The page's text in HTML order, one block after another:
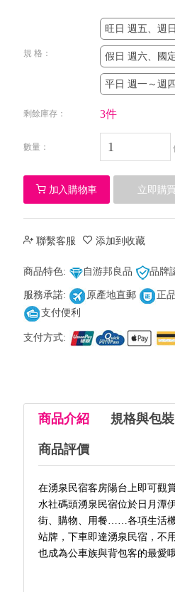
規 格：
旺日 週五、週日
假日 週六、國
平日 週一～週四
剩餘庫存： 3件
數量：
加入購物車 立即購買
聯繫客服 添加到收藏
商品特色: 自游邦良品 品牌
服務承諾: 原產地直郵 正
支付便利
支付方式:
商品介紹 規格與包裝
商品評價
在湧泉民宿客房陽台上即可觀
水社碼頭湧泉民宿位於日月潭
街、購物、用餐……各項生活
站牌，下車即達湧泉民宿，不
也成為公車族與背包客的最愛哦